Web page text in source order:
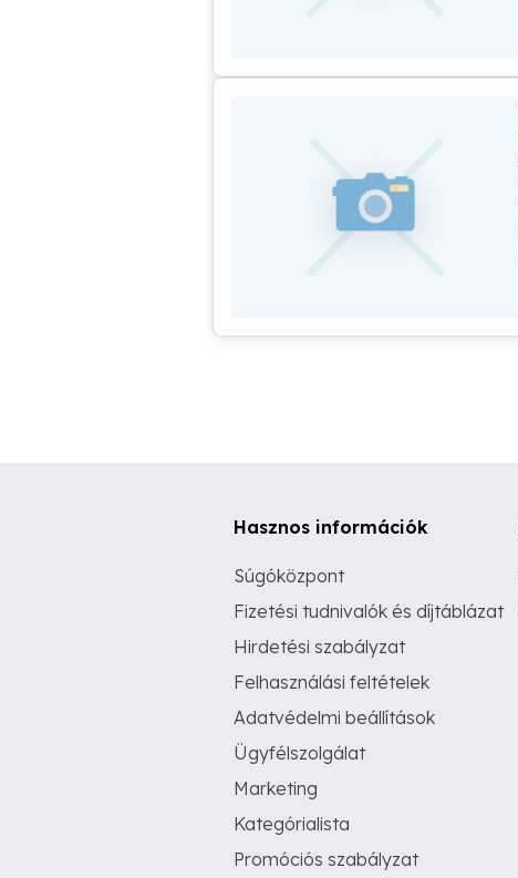
Hasznos információk
Súgóközpont
Fizetési tudnivalók és díjtáblázat
Hirdetési szabályzat
Felhasználási feltételek
Adatvédelmi beállítások
Ügyfélszolgálat
Marketing
Kategórialista
Promóciós szabályzat